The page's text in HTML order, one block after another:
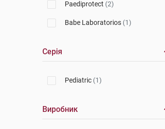
Paediprotect (2)
Babe Laboratorios (1)
Серія
Pediatric (1)
Виробник